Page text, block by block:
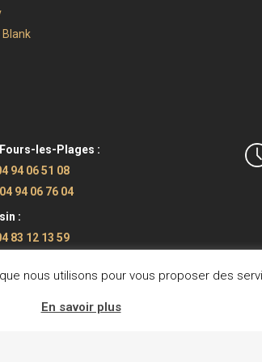
Blank
les-Plages :
94 06 51 08
04 94 06 76 04
:
83 12 13 59
nous utilisons pour vous proposer des
En savoir plus